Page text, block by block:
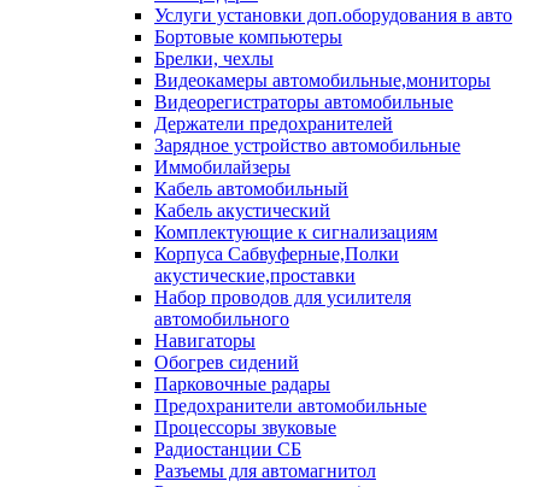
Услуги установки доп.оборудования в авто
Бортовые компьютеры
Брелки, чехлы
Видеокамеры автомобильные,мониторы
Видеорегистраторы автомобильные
Держатели предохранителей
Зарядное устройство автомобильные
Иммобилайзеры
Кабель автомобильный
Кабель акустический
Комплектующие к сигнализациям
Корпуса Сабвуферные,Полки
акустические,проставки
Набор проводов для усилителя
автомобильного
Навигаторы
Обогрев сидений
Парковочные радары
Предохранители автомобильные
Процессоры звуковые
Радиостанции СБ
Разъемы для автомагнитол